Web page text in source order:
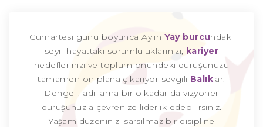
Cumartesi günü boyunca Ay'ın Yay burcundaki
seyri hayattaki sorumluluklarınızı, kariyer
hedeflerinizi ve toplum önündeki duruşunuzu
tamamen ön plana çıkarıyor sevgili Balıklar.
Dengeli, adil ama bir o kadar da vizyoner
duruşunuzla çevrenize liderlik edebilirsiniz.
Yaşam düzeninizi sarsılmaz bir disipline